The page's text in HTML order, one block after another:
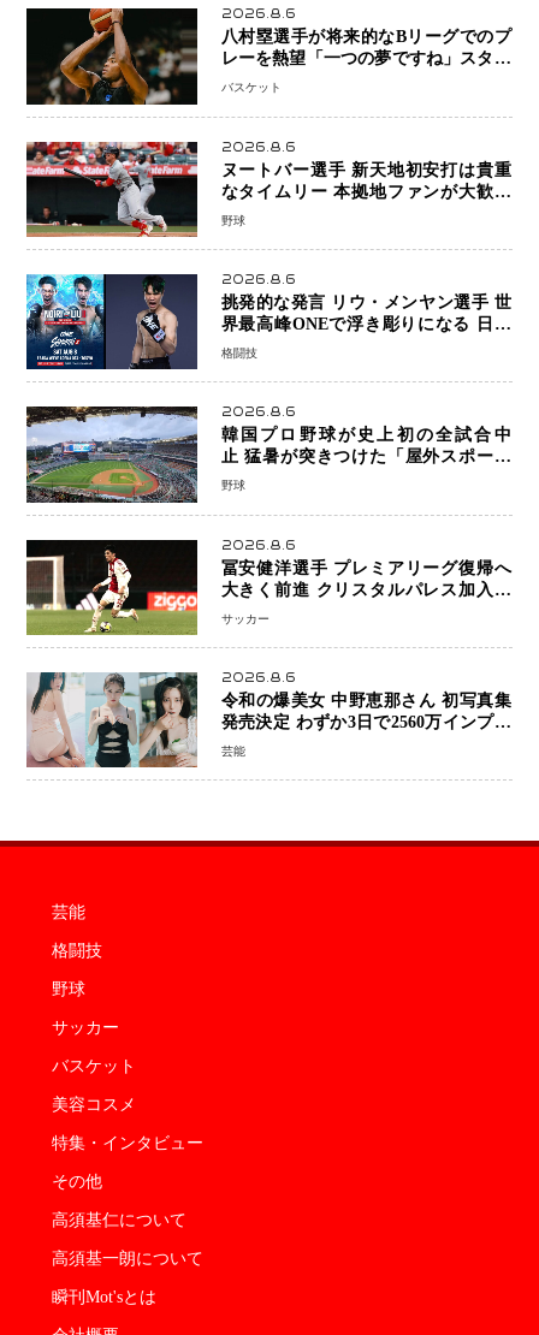
2026.8.6
八村塁選手が将来的なBリーグでのプ
レーを熱望「一つの夢ですね」スター
帰還がリーグ価値を押し上げる可能性
バスケット
2026.8.6
ヌートバー選手 新天地初安打は貴重
なタイムリー 本拠地ファンが大歓声
笑顔で歓喜
野球
2026.8.6
挑発的な発言 リウ・メンヤン選手 世
界最高峰ONEで浮き彫りになる 日本
キックボクシングが直面する“技術
格闘技
2026.8.6
韓国プロ野球が史上初の全試合中
止 猛暑が突きつけた「屋外スポーツ
の限界」 日本発のドーム型施設時代
野球
2026.8.6
冨安健洋選手 プレミアリーグ復帰へ
大きく前進 クリスタルパレス加入目
前 メディカルチェックも通過
サッカー
2026.8.6
令和の爆美女 中野恵那さん 初写真集
発売決定 わずか3日で2560万インプレ
ッションを記録した話題の美貌を凝縮
芸能
芸能
格闘技
野球
サッカー
バスケット
美容コスメ
特集・インタビュー
その他
高須基仁について
高須基一朗について
瞬刊Mot'sとは